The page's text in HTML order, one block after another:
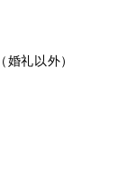
礼以外）